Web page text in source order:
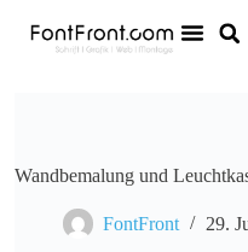
Wandbemalung und
FontFront 29.